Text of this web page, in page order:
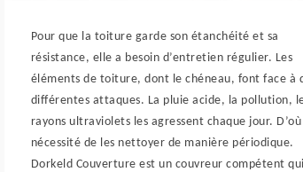
Pour que la toiture garde son étanchéité et sa
résistance, elle a besoin d’entretien régulier. Les
éléments de toiture, dont le chéneau, font face à
différentes attaques. La pluie acide, la pollution,
rayons ultraviolets les agressent chaque jour. D’où
nécessité de les nettoyer de manière périodique.
Dorkeld Couverture est un couvreur compétent qui